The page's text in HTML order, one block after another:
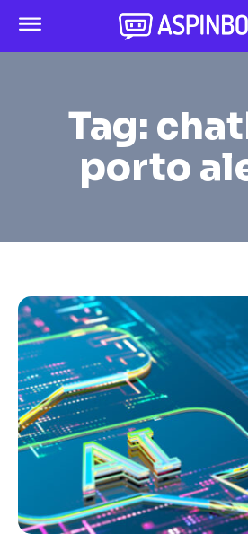
Tag:
porto